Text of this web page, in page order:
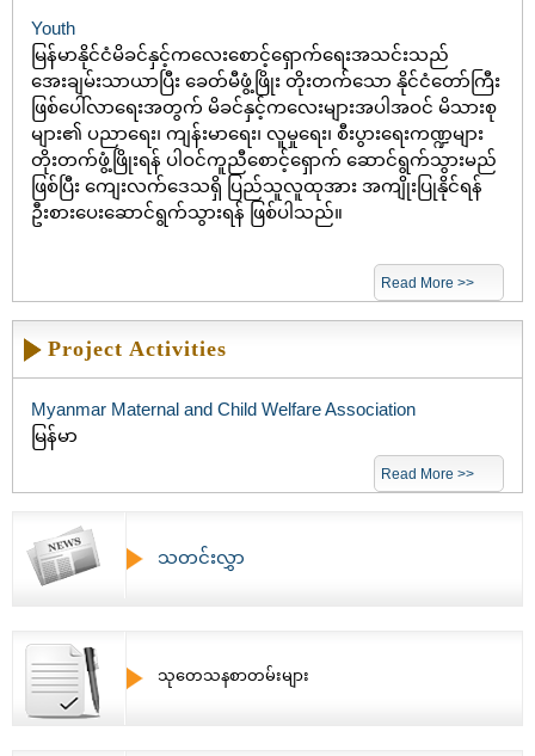
Youth
မြန်မာနိုင်ငံမိခင်နှင့်ကလေးစောင့်ရှောက်ရေးအသင်းသည်
အေးချမ်းသာယာပြီး ခေတ်မီဖွံ့ဖြိုး တိုးတက်သော နိုင်ငံတော်ကြီး
ဖြစ်ပေါ်လာရေးအတွက် မိခင်နှင့်ကလေးများအပါအဝင် မိသားစု
များ၏ ပညာရေး၊ ကျန်းမာရေး၊ လူမှုရေး၊ စီးပွားရေးကဏ္ဍများ
တိုးတက်ဖွံ့ဖြိုးရန် ပါဝင်ကူညီစောင့်ရှောက် ဆောင်ရွက်သွားမည်
ဖြစ်ပြီး ကျေးလက်ဒေသရှိ ပြည်သူလူထုအား အကျိုးပြုနိုင်ရန်
ဦးစားပေးဆောင်ရွက်သွားရန် ဖြစ်ပါသည်။
Read More >>
Project Activities
Myanmar Maternal and Child Welfare Association
မြန်မာ
Read More >>
သတင်းလွှာ
သုတေသနစာတမ်းများ